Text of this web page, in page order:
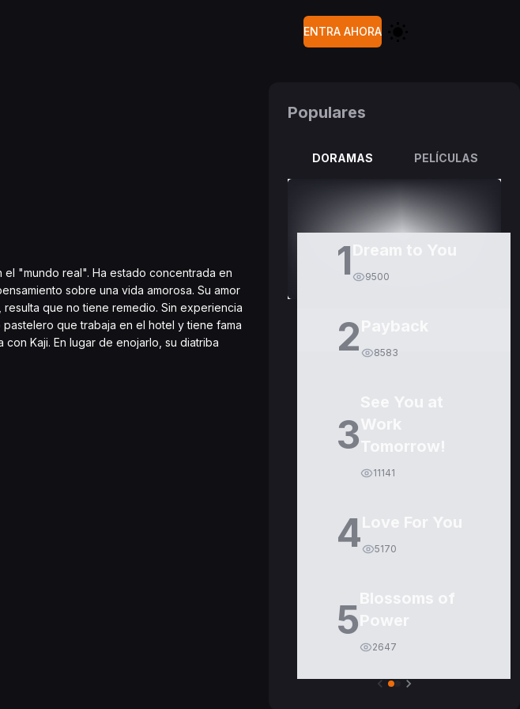
ENTRA AHORA
"mundo real". Ha estado concentrada en
sobre una vida amorosa. Su amor
que no tiene remedio. Sin experiencia
que trabaja en el hotel y tiene fama
Kaji. En lugar de enojarlo, su diatriba
Populares
DORAMAS PELÍCULAS
1 9500
2 8583
3
11141
4 5170
5
2647